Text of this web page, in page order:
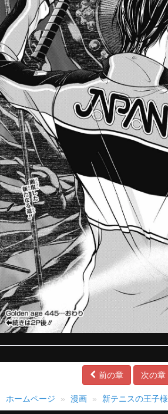
前の章 次の章
ホームページ 漫画 新テニスの王子様